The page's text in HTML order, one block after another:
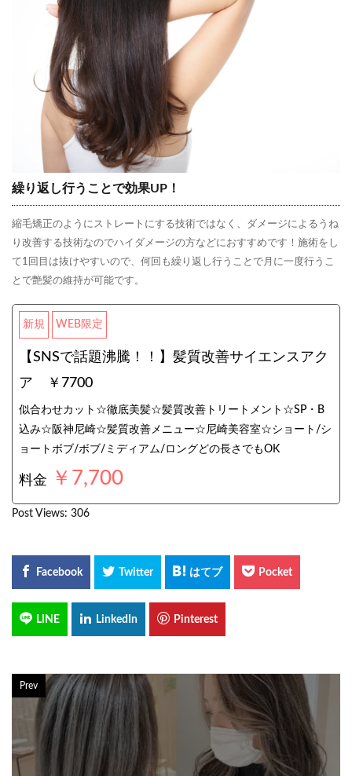
繰り返し行うことで効果UP！
縮毛矯正のようにストレートにする技術ではなく、ダメージによるうね
り改善する技術なのでハイダメージの方などにおすすめです！施術をし
て1回目は抜けやすいので、何回も繰り返し行うことで月に一度行うこ
とで艶髪の維持が可能です。
新規 WEB限定
【SNSで話題沸騰！！】髪質改善サイエンスアク
ア ￥7700
似合わせカット☆徹底美髪☆髪質改善トリートメント☆SP・B
込み☆阪神尼崎☆髪質改善メニュー☆尼崎美容室☆ショート/シ
ョートボブ/ボブ/ミディアム/ロングどの長さでもOK
料金 ￥7,700
Post Views: 306
Prev